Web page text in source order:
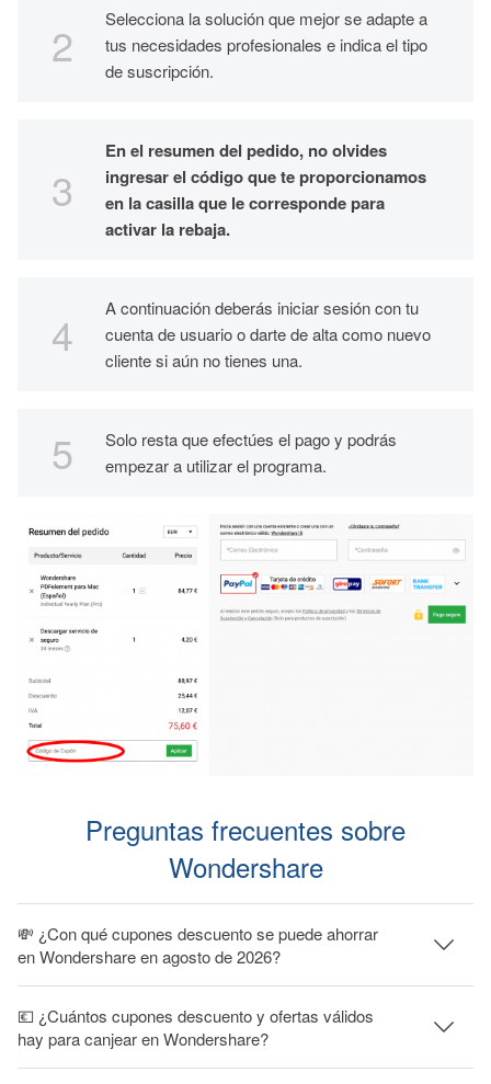
Selecciona la solución que mejor se adapte a
tus necesidades profesionales e indica el tipo
de suscripción.
En el resumen del pedido, no olvides
ingresar el código que te proporcionamos
en la casilla que le corresponde para
activar la rebaja.
A continuación deberás iniciar sesión con tu
cuenta de usuario o darte de alta como nuevo
cliente si aún no tienes una.
Solo resta que efectúes el pago y podrás
empezar a utilizar el programa.
Preguntas frecuentes sobre
Wondershare
💸 ¿Con qué cupones descuento se puede ahorrar
en Wondershare en agosto de 2026?
💶 ¿Cuántos cupones descuento y ofertas válidos
hay para canjear en Wondershare?